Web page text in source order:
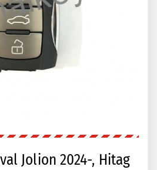
Jolion 2024-, Hitag